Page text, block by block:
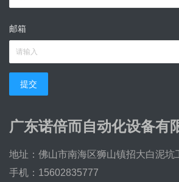
邮箱
提交
广东诺倍而自动化设备有
地址：佛山市南海区狮山镇招大白泥坑
手机：15602835777